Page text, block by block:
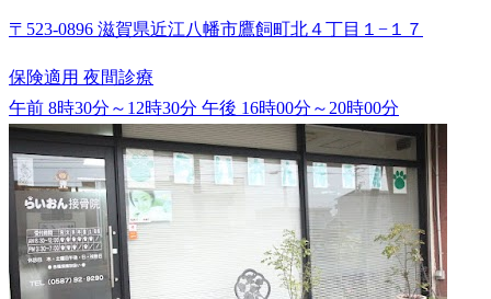
〒523-0896 滋賀県近江八幡市鷹飼町北４丁目１−１７
保険適用 夜間診療
午前 8時30分～12時30分 午後 16時00分～20時00分